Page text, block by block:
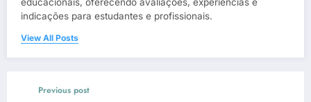
educacionais, oferecendo avaliações, experiências e
indicações para estudantes e profissionais.
View All Posts
Previous post